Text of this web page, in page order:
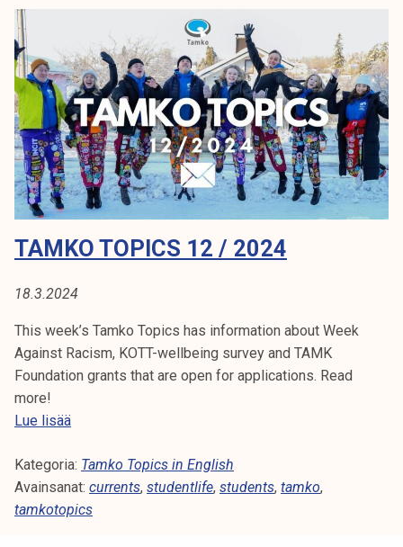
i
c
s
1
4
/
2
0
2
TAMKO TOPICS 12 / 2024
18.3.2024
This week’s Tamko Topics has information about Week
Against Racism, KOTT-wellbeing survey and TAMK
Foundation grants that are open for applications. Read
more!
Lue lisääT
m
k
o
Kategoria: Tamko Topics in English
Avainsanat: currents, studentlife, students, tamko,
tamkotopics